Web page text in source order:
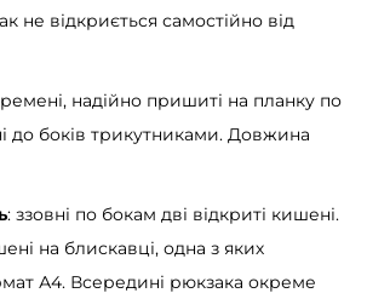
не відкриється самостійно від
надійно пришиті на планку по
до боків трикутниками. Довжина
: ззовні по бокам дві відкриті кишені.
на блискавці, одна з яких
А4. Всередині рюкзака окреме